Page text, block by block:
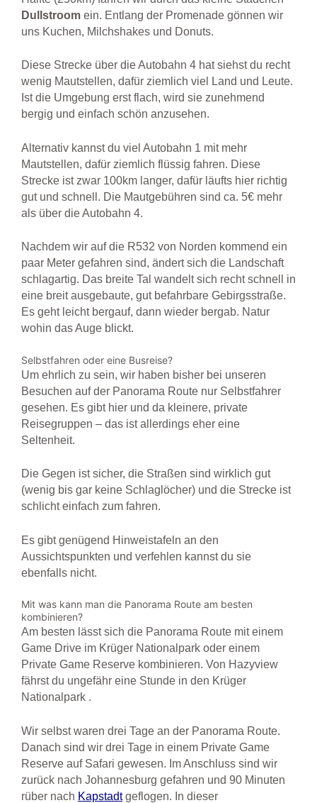
Dullstroom ein. Entlang der Promenade gönnen wir
uns Kuchen, Milchshakes und Donuts.
Diese Strecke über die Autobahn 4 hat siehst du recht
wenig Mautstellen, dafür ziemlich viel Land und Leute.
Ist die Umgebung erst flach, wird sie zunehmend
bergig und einfach schön anzusehen.
Alternativ kannst du viel Autobahn 1 mit mehr
Mautstellen, dafür ziemlich flüssig fahren. Diese
Strecke ist zwar 100km langer, dafür läufts hier richtig
gut und schnell. Die Mautgebühren sind ca. 5€ mehr
als über die Autobahn 4.
Nachdem wir auf die R532 von Norden kommend ein
paar Meter gefahren sind, ändert sich die Landschaft
schlagartig. Das breite Tal wandelt sich recht schnell in
eine breit ausgebaute, gut befahrbare Gebirgsstraße.
Es geht leicht bergauf, dann wieder bergab. Natur
wohin das Auge blickt.
Selbstfahren oder eine Busreise?
Um ehrlich zu sein, wir haben bisher bei unseren
Besuchen auf der Panorama Route nur Selbstfahrer
gesehen. Es gibt hier und da kleinere, private
Reisegruppen – das ist allerdings eher eine
Seltenheit.
Die Gegen ist sicher, die Straßen sind wirklich gut
(wenig bis gar keine Schlaglöcher) und die Strecke ist
schlicht einfach zum fahren.
Es gibt genügend Hinweistafeln an den
Aussichtspunkten und verfehlen kannst du sie
ebenfalls nicht.
Mit was kann man die Panorama Route am besten
kombinieren?
Am besten lässt sich die Panorama Route mit einem
Game Drive im Krüger Nationalpark oder einem
Private Game Reserve kombinieren. Von Hazyview
fährst du ungefähr eine Stunde in den Krüger
Nationalpark .
Wir selbst waren drei Tage an der Panorama Route.
Danach sind wir drei Tage in einem Private Game
Reserve auf Safari gewesen. Im Anschluss sind wir
zurück nach Johannesburg gefahren und 90 Minuten
rüber nach Kapstadtgeflogen. In dieser